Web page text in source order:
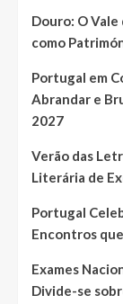
Douro: O Vale
como
Portugal em
Abrandar e
2027
Verão das
Literária de
Portugal
Encontros
Exames
Divide-se